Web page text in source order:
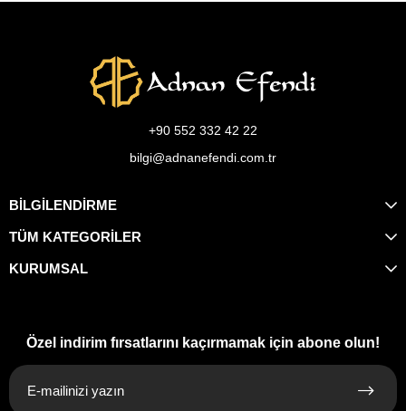
+90 552 332 42 22
bilgi@adnanefendi.com.tr
BİLGİLENDİRME
TÜM KATEGORİLER
KURUMSAL
Özel indirim fırsatlarını kaçırmamak için abone olun!